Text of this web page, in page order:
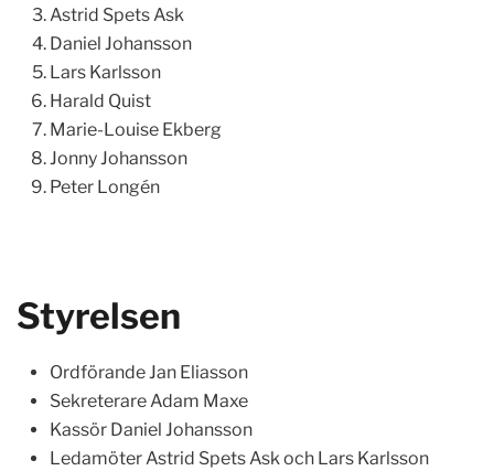
Astrid Spets Ask
Daniel Johansson
Lars Karlsson
Harald Quist
Marie-Louise Ekberg
Jonny Johansson
Peter Longén
Styrelsen
Ordförande Jan Eliasson
Sekreterare Adam Maxe
Kassör Daniel Johansson
Ledamöter Astrid Spets Ask och Lars Karlsson